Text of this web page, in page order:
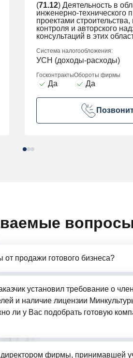
(71.12) Деятельность в
инженерно-технического
проектами
контроля и авторского
консультаций в этих
Система налогообложения:
УСН (доходы-расходы)
Госконтракты
Да
Обороты фирмы
Да
продажи готового бизнеса?
установил требование о
и наличие лицензии
ли у Вас подобрать готовую
фирмы, принимавшей